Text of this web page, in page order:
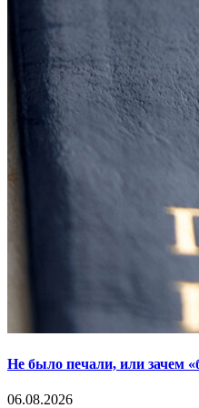
Не было печали, или зачем
06.08.2026